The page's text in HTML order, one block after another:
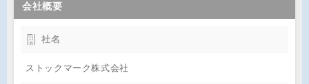
会社概要
社名
ストックマーク株式会社